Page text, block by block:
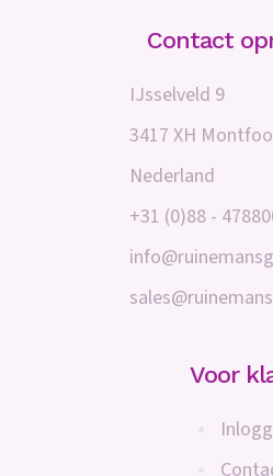
Contact
IJsselveld 9
3417 XH
Nederland
+31 (0)88 -
Voor